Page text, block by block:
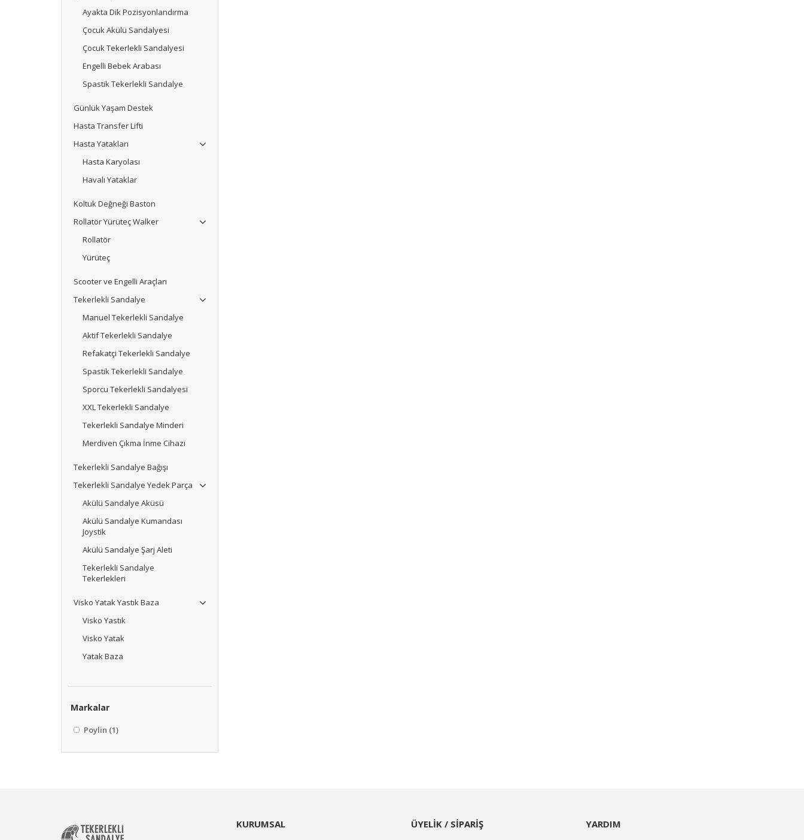
Ayakta Dik Pozisyonlandırma
Çocuk Akülü Sandalyesi
Çocuk Tekerlekli Sandalyesi
Engelli Bebek Arabası
Spastik Tekerlekli Sandalye
Günlük Yaşam Destek
Hasta Transfer Lifti
Hasta Yatakları
Hasta Karyolası
Havalı Yataklar
Koltuk Değneği Baston
Rollatör Yürüteç Walker
Rollatör
Yürüteç
Scooter ve Engelli Araçları
Tekerlekli Sandalye
Manuel Tekerlekli Sandalye
Aktif Tekerlekli Sandalye
Refakatçi Tekerlekli Sandalye
Spastik Tekerlekli Sandalye
Sporcu Tekerlekli Sandalyesi
XXL Tekerlekli Sandalye
Tekerlekli Sandalye Minderi
Merdiven Çıkma İnme Cihazı
Tekerlekli Sandalye Bağışı
Tekerlekli Sandalye Yedek Parça
Akülü Sandalye Aküsü
Akülü Sandalye Kumandası
Joystik
Akülü Sandalye Şarj Aleti
Tekerlekli Sandalye
Tekerlekleri
Visko Yatak Yastık Baza
Visko Yastık
Visko Yatak
Yatak Baza
Markalar
Poylin (1)
KURUMSAL ÜYELİK / SİPARİŞ YARDIM